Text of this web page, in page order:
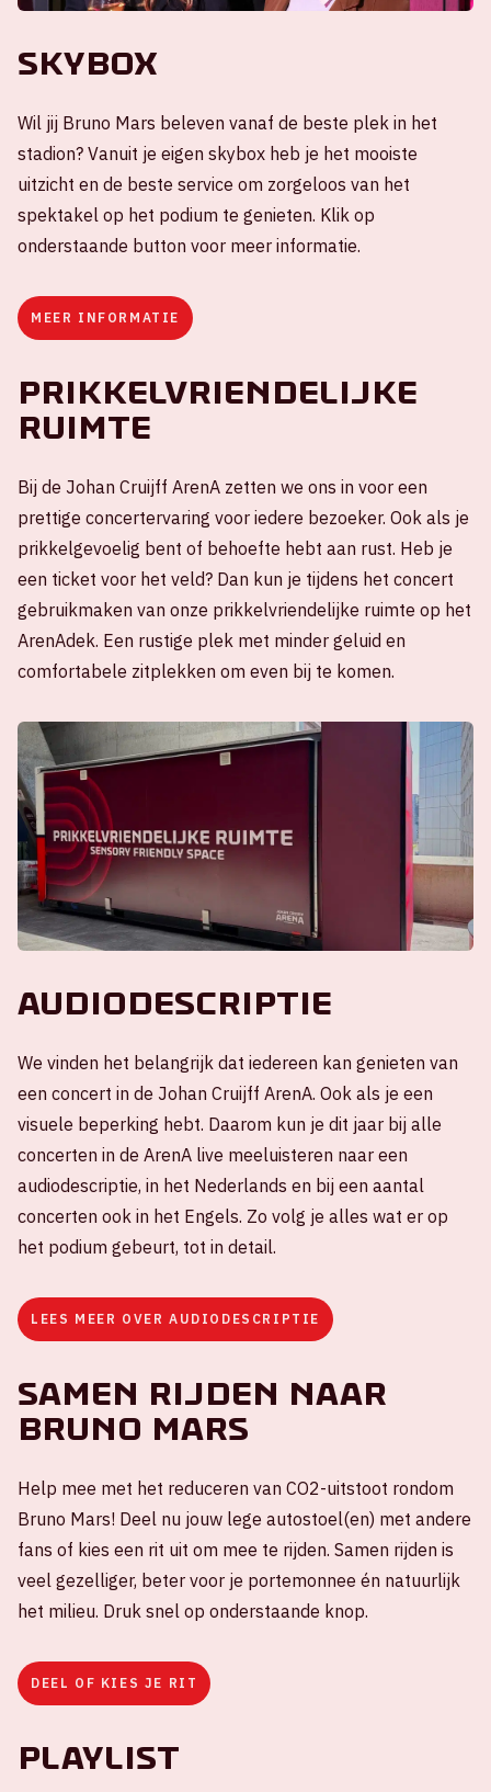
Skybox
Wil jij Bruno Mars beleven vanaf de beste plek in het
stadion? Vanuit je eigen skybox heb je het mooiste
uitzicht en de beste service om zorgeloos van het
spektakel op het podium te genieten. Klik op
onderstaande button voor meer informatie.
MEER INFORMATIE
Prikkelvriendelijke
ruimte
Bij de Johan Cruijff ArenA zetten we ons in voor een
prettige concertervaring voor iedere bezoeker. Ook als je
prikkelgevoelig bent of behoefte hebt aan rust. Heb je
een ticket voor het veld? Dan kun je tijdens het concert
gebruikmaken van onze prikkelvriendelijke ruimte op het
ArenAdek. Een rustige plek met minder geluid en
comfortabele zitplekken om even bij te komen.
Audiodescriptie
We vinden het belangrijk dat iedereen kan genieten van
een concert in de Johan Cruijff ArenA. Ook als je een
visuele beperking hebt. Daarom kun je dit jaar bij alle
concerten in de ArenA live meeluisteren naar een
audiodescriptie, in het Nederlands en bij een aantal
concerten ook in het Engels. Zo volg je alles wat er op
het podium gebeurt, tot in detail.
LEES MEER OVER AUDIODESCRIPTIE
Samen rijden naar
Bruno Mars
Help mee met het reduceren van CO2-uitstoot rondom
Bruno Mars! Deel nu jouw lege autostoel(en) met andere
fans of kies een rit uit om mee te rijden. Samen rijden is
veel gezelliger, beter voor je portemonnee én natuurlijk
het milieu. Druk snel op onderstaande knop.
DEEL OF KIES JE RIT
Playlist